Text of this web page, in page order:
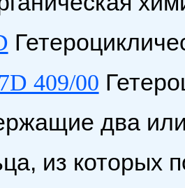
409/00
два
из которых